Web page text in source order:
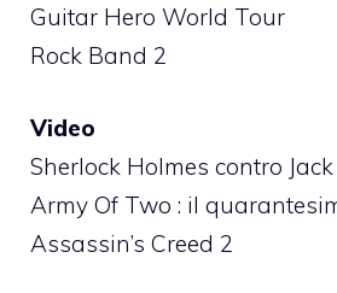
Guitar Hero World Tour
Rock Band 2
Video
Sherlock Holmes contro
Army Of Two : il
Assassin’s Creed 2